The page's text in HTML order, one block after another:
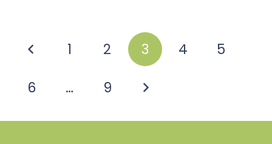
1 2 3 4
5
6
… 9